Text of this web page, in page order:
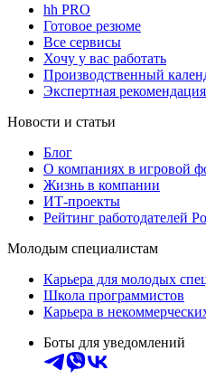
hh PRO
Готовое резюме
Все сервисы
Хочу у вас работать
Производственный
Экспертная рекомендация
Новости и статьи
Блог
О компаниях в игровой
Жизнь в компании
ИТ-проекты
Рейтинг работодателей
Молодым специалистам
Карьера для молодых
Школа программистов
Карьера в
Боты для уведомлений